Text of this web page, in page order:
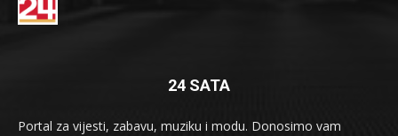
24 SATA
Portal za vijesti, zabavu, muziku i modu. Donosimo vam